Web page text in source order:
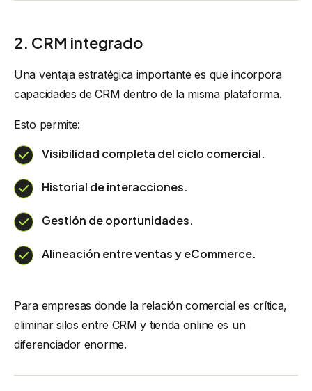
2. CRM integrado
Una ventaja estratégica importante es que incorpora
capacidades de CRM dentro de la misma plataforma.
Esto permite:
Visibilidad completa del ciclo comercial.
Historial de interacciones.
Gestión de oportunidades.
Alineación entre ventas y eCommerce.
Para empresas donde la relación comercial es crítica,
eliminar silos entre CRM y tienda online es un
diferenciador enorme.